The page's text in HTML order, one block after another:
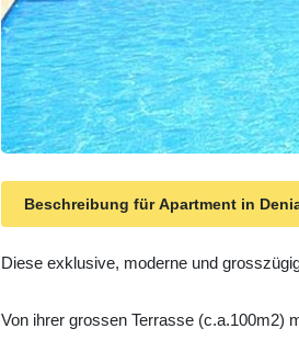
Beschreibung für Apartment in
Diese exklusive, moderne und
Von ihrer grossen Terrasse (c.a.100m2)